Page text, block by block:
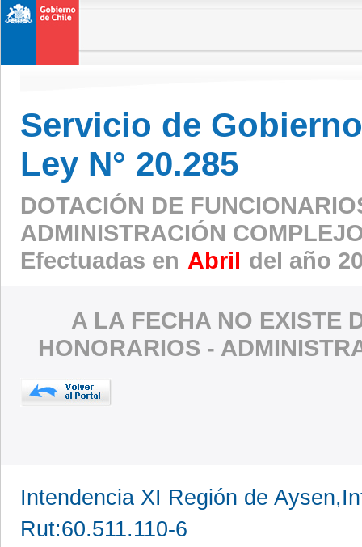
Servicio de
Ley N° 20.285
DOTACIÓN DE
ADMINISTRACIÓN
Efectuadas en Abril del año
A LA FECHA NO EXISTE
HONORARIOS -
Intendencia XI Región de
Rut:60.511.110-6